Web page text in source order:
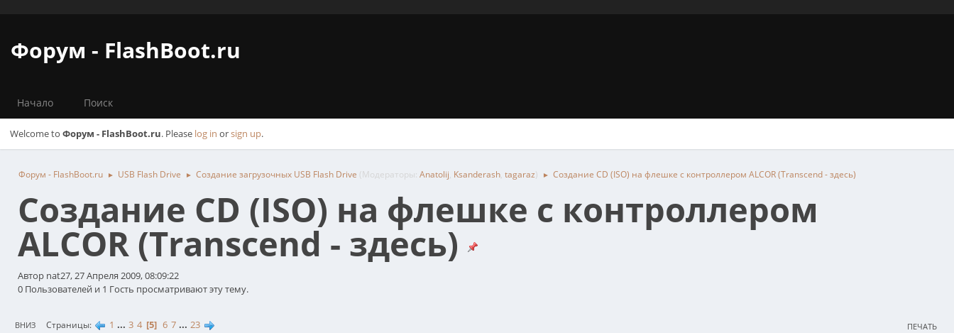
Форум - FlashBoot.ru
Начало Поиск
Welcome to Форум - FlashBoot.ru. Please log in orsign up.
Форум - FlashBoot.ru ► USB Flash Drive ► Создание загрузочных USB Flash Drive (Модераторы: Anatolij, Ksanderash, tagaraz) ► Создание CD (ISO) на флешке с контроллером ALCOR (Transcend - здесь)
Создание CD (ISO) на флешке с контроллером
ALCOR (Transcend - здесь)
Автор nat27, 27 Апреля 2009, 08:09:22
0 Пользователей и 1 Гость просматривают эту тему.
ПЕЧАТЬ
ВНИЗ Страницы 1 ... 3 4 5 6 7 ... 23